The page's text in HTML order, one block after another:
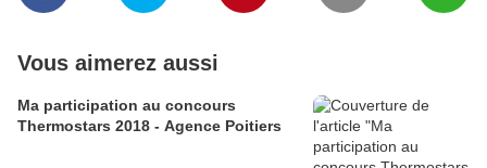
Vous aimerez aussi
Ma participation au concours
Thermostars 2018 - Agence Poitiers